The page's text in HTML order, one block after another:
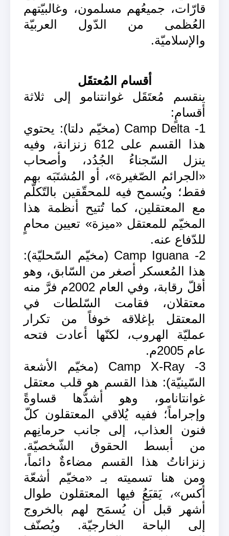
قارّات، جميعُهم مسلمون، وغالبيّتهم
العُظمى من الدّول العربيّة
والإسلاميّة.
أقسام المُعتقَل
ينقسم مُعتَقَل غوانتنامو إلى ثلاثة
أقسامٍ:
1- Camp Delta (مخيّم دلتا): يحتوي
هذا القسم على 612 زنزانة، وفيه
ينزل السّجناءُ الجُدُد، وأصحاب
«الجرائم الصّغيرة»، أو المُشتَبَه بهم
فقط؛ ويُسمح فيه للمحقّقين بالتّكلّم
مع المعتقلين، كما تُتيح أنظمة هذا
المخيّم للمعتقل «ميزة» تعيين محامٍ
للدّفاع عنه.
2- Camp Iguana (مخيّم السّحليّة):
هذا المُعسكر أصغر من السّابق، وهو
أقلّ رقابة، وفي العام 2002م فرَّ منه
معتقلان، فقامت السّلطات في
المعتقل بإغلاقه خوفاً من تكرار
عمليّة الهروب، لكنّها أعادت فتحه
عام 2005م.
3- Camp X-Ray (مخيّم الأشعة
السّينيّة): هذا القسم هو قلب معتقل
غوانتانامو، وهو أشدُّها قساوةً
وإجراماً؛ ففيه يُلاقي المعتقلون كلّ
فنون العذاب، إلى جانب حرمانِهم
من أبسط الحقوق الشّخصيّة.
زنزاناتُ هذا القسم مضاءةٌ دائماً،
ومن هنا تسميته بـ «مخيّم أشعّة
أكس»، يَقبَعُ فيها المعتقلون طوال
أشهر قبل أن يُسمَح لهم بالخروج
إلى الباحة الخارجيّة. ويُصنّف